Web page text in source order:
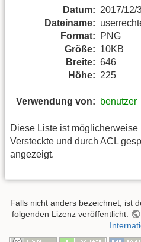
Datum: 2017/12/
Dateiname:
Format:
PNG
Größe: 10KB
Breite: 646
Höhe: 225
Verwendung von: benutzer
Diese Liste ist
Versteckte und durch ACL
angezeigt.
Falls nicht anders bezeichnet, ist
folgenden Lizenz veröffentlicht: